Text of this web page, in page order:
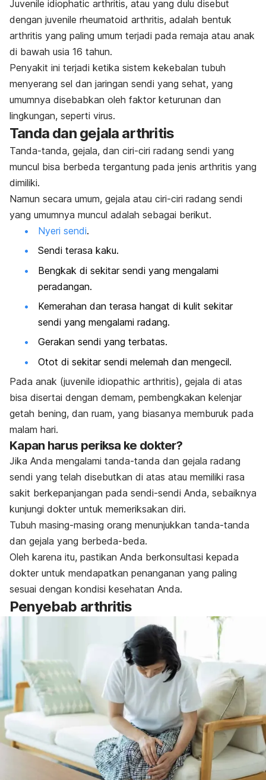
Juvenile idiophatic arthritis, atau yang dulu disebut
dengan juvenile rheumatoid arthritis, adalah bentuk
arthritis yang paling umum terjadi pada remaja atau anak
di bawah usia 16 tahun.
Penyakit ini terjadi ketika sistem kekebalan tubuh
menyerang sel dan jaringan sendi yang sehat, yang
umumnya disebabkan oleh faktor keturunan dan
lingkungan, seperti virus.
Tanda dan gejala arthritis
Tanda-tanda, gejala, dan ciri-ciri radang sendi yang
muncul bisa berbeda tergantung pada jenis arthritis yang
dimiliki.
Namun secara umum, gejala atau ciri-ciri radang sendi
yang umumnya muncul adalah sebagai berikut.
Nyeri sendi.
Sendi terasa kaku.
Bengkak di sekitar sendi yang mengalami
peradangan.
Kemerahan dan terasa hangat di kulit sekitar
sendi yang mengalami radang.
Gerakan sendi yang terbatas.
Otot di sekitar sendi melemah dan mengecil.
Pada anak (juvenile idiopathic arthritis), gejala di atas
bisa disertai dengan demam, pembengkakan kelenjar
getah bening, dan ruam, yang biasanya memburuk pada
malam hari.
Kapan harus periksa ke dokter?
Jika Anda mengalami tanda-tanda dan gejala radang
sendi yang telah disebutkan di atas atau memiliki rasa
sakit berkepanjangan pada sendi-sendi Anda, sebaiknya
kunjungi dokter untuk memeriksakan diri.
Tubuh masing-masing orang menunjukkan tanda-tanda
dan gejala yang berbeda-beda.
Oleh karena itu, pastikan Anda berkonsultasi kepada
dokter untuk mendapatkan penanganan yang paling
sesuai dengan kondisi kesehatan Anda.
Penyebab arthritis